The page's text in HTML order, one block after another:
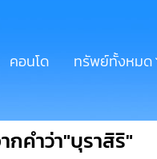
คอนโด ทรัพย์ทั้งหมด
คำว่า"บุราสิริ"